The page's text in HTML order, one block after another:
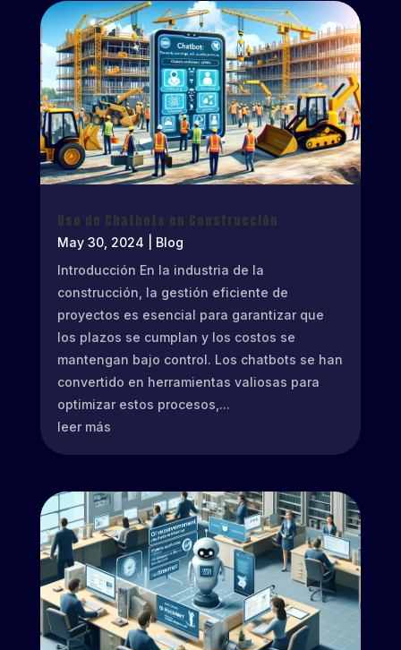
Uso de Chatbots en Construcción
May 30, 2024
Blog
Introducción En la industria de la
construcción, la gestión eficiente de
proyectos es esencial para garantizar que
los plazos se cumplan y los costos se
mantengan bajo control. Los chatbots se han
convertido en herramientas valiosas para
optimizar estos procesos,...
leer más